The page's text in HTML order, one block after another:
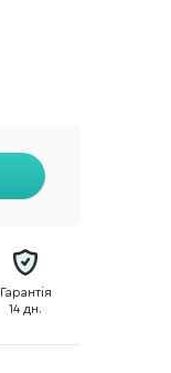
Гарантія
14 дн.